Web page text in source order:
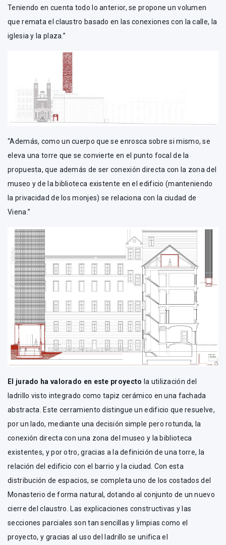
Teniendo en cuenta todo lo anterior, se propone un volumen
que remata el claustro basado en las conexiones con la calle, la
iglesia y la plaza.”
“Además, como un cuerpo que se enrosca sobre si mismo, se
eleva una torre que se convierte en el punto focal de la
propuesta, que además de ser conexión directa con la zona del
museo y de la biblioteca existente en el edificio (manteniendo
la privacidad de los monjes) se relaciona con la ciudad de
Viena.”
El jurado ha valorado en este proyecto la utilización del
ladrillo visto integrado como tapiz cerámico en una fachada
abstracta. Este cerramiento distingue un edificio que resuelve,
por un lado, mediante una decisión simple pero rotunda, la
conexión directa con una zona del museo y la biblioteca
existentes, y por otro, gracias a la definición de una torre, la
relación del edificio con el barrio y la ciudad. Con esta
distribución de espacios, se completa uno de los costados del
Monasterio de forma natural, dotando al conjunto de un nuevo
cierre del claustro. Las explicaciones constructivas y las
secciones parciales son tan sencillas y limpias como el
proyecto, y gracias al uso del ladrillo se unifica el